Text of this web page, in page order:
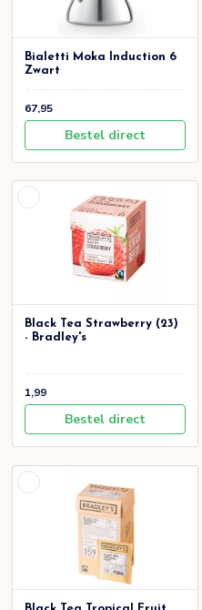
Bialetti Moka Induction 6
Zwart
67,95
Bestel direct
Black Tea Strawberry (23)
- Bradley's
1,99
Bestel direct